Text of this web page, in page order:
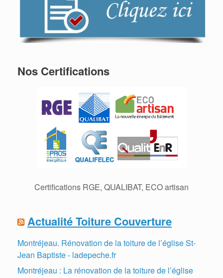
Nos Certifications
Certifications RGE, QUALIBAT, ECO artisan
Actualité Toiture Couverture
Montréjeau. Rénovation de la toiture de l’église St-
Jean Baptiste - ladepeche.fr
Montréjeau : La rénovation de la toiture de l’église